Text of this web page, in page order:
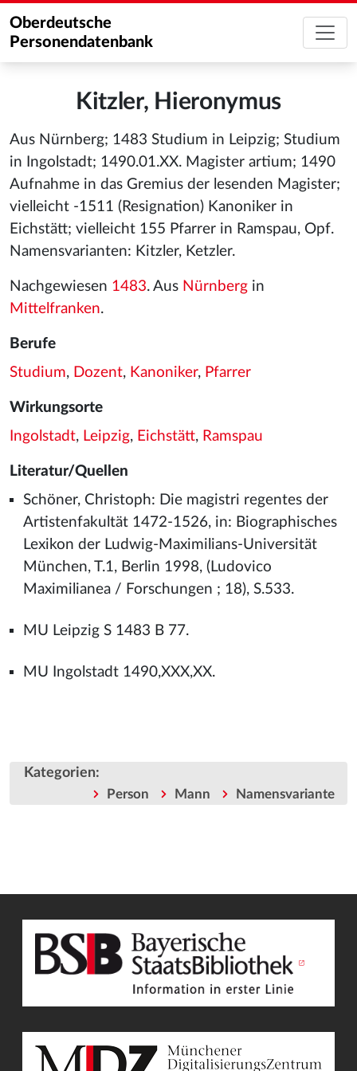
Oberdeutsche
Personendatenbank
Kitzler, Hieronymus
Aus Nürnberg; 1483 Studium in Leipzig; Studium
in Ingolstadt; 1490.01.XX. Magister artium; 1490
Aufnahme in das Gremius der lesenden Magister;
vielleicht -1511 (Resignation) Kanoniker in
Eichstätt; vielleicht 155 Pfarrer in Ramspau, Opf.
Namensvarianten: Kitzler, Ketzler.
Nachgewiesen 1483. Aus Nürnberg in
Mittelfranken.
Berufe
Studium, Dozent, Kanoniker, Pfarrer
Wirkungsorte
Ingolstadt, Leipzig, Eichstätt, Ramspau
Literatur/Quellen
Schöner, Christoph: Die magistri regentes der
Artistenfakultät 1472-1526, in: Biographisches
Lexikon der Ludwig-Maximilians-Universität
München, T.1, Berlin 1998, (Ludovico
Maximilianea / Forschungen ; 18), S.533.
MU Leipzig S 1483 B 77.
MU Ingolstadt 1490,XXX,XX.
Kategorien:
Person Mann Namensvariante